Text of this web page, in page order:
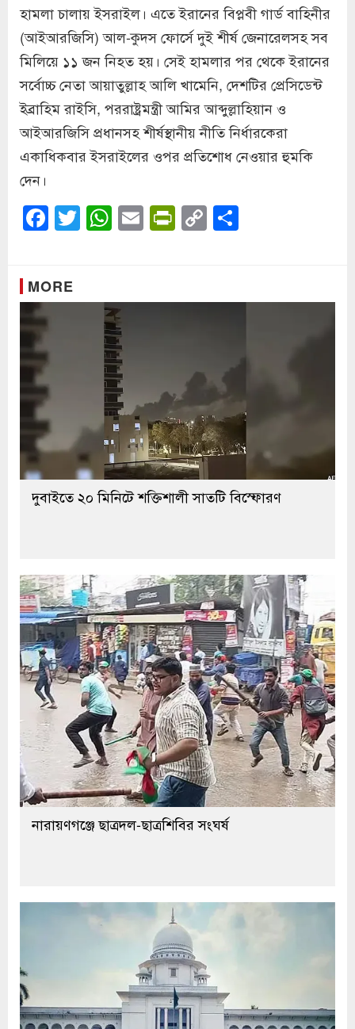
হামলা চালায় ইসরাইল। এতে ইরানের বিপ্লবী গার্ড বাহিনীর
(আইআরজিসি) আল-কুদস ফোর্সে দুই শীর্ষ জেনারেলসহ সব
মিলিয়ে ১১ জন নিহত হয়। সেই হামলার পর থেকে ইরানের
সর্বোচ্চ নেতা আয়াতুল্লাহ আলি খামেনি, দেশটির প্রেসিডেন্ট
ইব্রাহিম রাইসি, পররাষ্ট্রমন্ত্রী আমির আব্দুল্লাহিয়ান ও
আইআরজিসি প্রধানসহ শীর্ষস্থানীয় নীতি নির্ধারকেরা
একাধিকবার ইসরাইলের ওপর প্রতিশোধ নেওয়ার হুমকি
দেন।
Facebook
Twitter
WhatsApp
EmailPrintFriendly
Copy
Link
MORE
দুবাইতে ২০ মিনিটে শক্তিশালী সাতটি বিস্ফোরণ
নারায়ণগঞ্জে ছাত্রদল-ছাত্রশিবির সংঘর্ষ